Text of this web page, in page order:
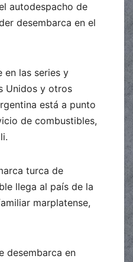
autodespacho de
desembarca en el
en las series y
Unidos y otros
está a punto
de combustibles,
turca de
llega al país de la
marplatense,
desembarca en